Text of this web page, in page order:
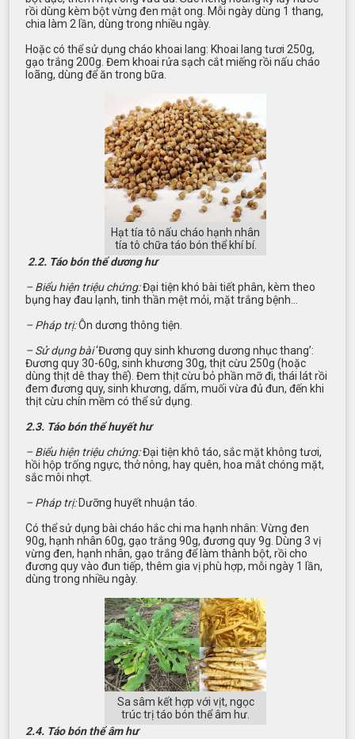
rồi dùng kèm bột vừng đen mật ong. Mỗi ngày dùng 1 thang,
chia làm 2 lần, dùng trong nhiều ngày.
Hoặc có thể sử dụng cháo khoai lang: Khoai lang tươi 250g,
gạo trắng 200g. Đem khoai rửa sạch cắt miếng rồi nấu cháo
loãng, dùng để ăn trong bữa.
Hạt tía tô nấu cháo hạnh nhân
tía tô chữa táo bón thể khí bí.
2.2. Táo bón thể dương hư
– Biểu hiện triệu chứng:Đại tiện khó bài tiết phân, kèm theo
bụng hay đau lạnh, tinh thần mệt mỏi, mặt trắng bệnh…
– Pháp trị:Ôn dương thông tiện.
– Sử dụng bài‘Đương quy sinh khương dương nhục thang’:
Đương quy 30-60g, sinh khương 30g, thịt cừu 250g (hoặc
dùng thịt dê thay thế). Đem thịt cừu bỏ phần mỡ đi, thái lát rồi
đem đương quy, sinh khương, dấm, muối vừa đủ đun, đến khi
thịt cừu chín mềm có thể sử dụng.
2.3. Táo bón thể huyết hư
– Biểu hiện triệu chứng:Đại tiện khô táo, sắc mặt không tươi,
hồi hộp trống ngực, thở nông, hay quên, hoa mắt chóng mặt,
sắc môi nhợt.
– Pháp trị:Dưỡng huyết nhuận táo.
Có thể sử dụng bài cháo hắc chi ma hạnh nhân: Vừng đen
90g, hạnh nhân 60g, gạo trắng 90g, đương quy 9g. Dùng 3 vị
vừng đen, hạnh nhân, gạo trắng để làm thành bột, rồi cho
đương quy vào đun tiếp, thêm gia vị phù hợp, mỗi ngày 1 lần,
dùng trong nhiều ngày.
Sa sâm kết hợp với vịt, ngọc
trúc trị táo bón thể âm hư.
2.4. Táo bón thể âm hư